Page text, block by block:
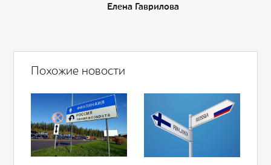
Елена Гаврилова
Похожие новости